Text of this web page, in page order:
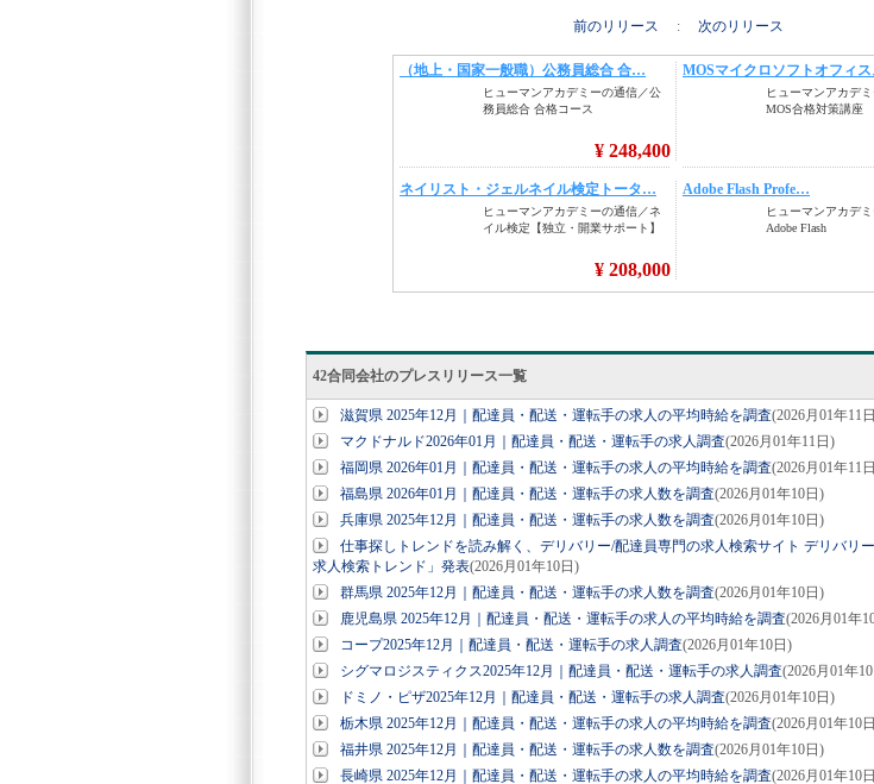
前のリリース : 次のリリース
42合同会社のプレスリリース一覧
滋賀県 2025年12月｜配達員・配送・運転手の求人の平均時給を調査(2026月01年11
マクドナルド2026年01月｜配達員・配送・運転手の求人調査(2026月01年11日)
福岡県 2026年01月｜配達員・配送・運転手の求人の平均時給を調査(2026月01年11
福島県 2026年01月｜配達員・配送・運転手の求人数を調査(2026月01年10日)
兵庫県 2025年12月｜配達員・配送・運転手の求人数を調査(2026月01年10日)
仕事探しトレンドを読み解く、デリバリー/配達員専門の求人検索サイト デリバリ
求人検索トレンド」発表(2026月01年10日)
群馬県 2025年12月｜配達員・配送・運転手の求人数を調査(2026月01年10日)
鹿児島県 2025年12月｜配達員・配送・運転手の求人の平均時給を調査(2026月01年
コープ2025年12月｜配達員・配送・運転手の求人調査(2026月01年10日)
シグマロジスティクス2025年12月｜配達員・配送・運転手の求人調査(2026月01年
ドミノ・ピザ2025年12月｜配達員・配送・運転手の求人調査(2026月01年10日)
栃木県 2025年12月｜配達員・配送・運転手の求人の平均時給を調査(2026月01年10
福井県 2025年12月｜配達員・配送・運転手の求人数を調査(2026月01年10日)
長崎県 2025年12月｜配達員・配送・運転手の求人の平均時給を調査(2026月01年10